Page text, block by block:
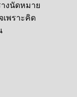
งนัดหมาย
เพราะคิด